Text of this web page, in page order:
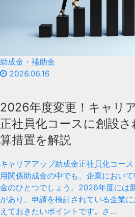
助成金・補助金
2026.06.16
2026年度変更！キャリ
正社員化コースに創設
算措置を解説
キャリアアップ助成金正社員化コー
用関係助成金の中でも、企業におい
金のひとつでしょう。2026年度には
があり、申請を検討されている企業
えておきたいポイントです。さ…